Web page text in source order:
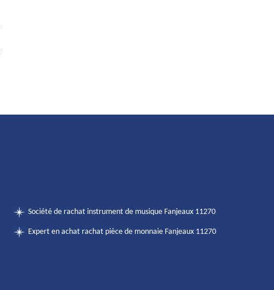
Société de rachat instrument de musique Fanjeaux 11270
Expert en achat rachat pièce de monnaie Fanjeaux 11270